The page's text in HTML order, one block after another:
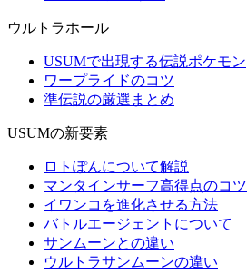
ウルトラホール
USUMで出現する伝説ポケモン
ワープライドのコツ
準伝説の厳選まとめ
USUMの新要素
ロトぽんについて解説
マンタインサーフ高得点のコツ
イワンコを進化させる方法
バトルエージェントについて
サンムーンとの違い
ウルトラサンムーンの違い